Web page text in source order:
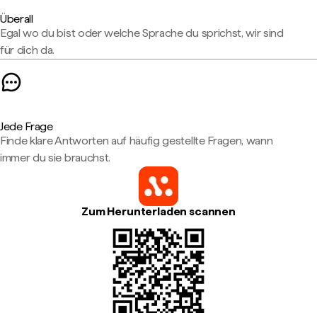
Überall
Egal wo du bist oder welche Sprache du sprichst, wir sind
für dich da.
Jede Frage
Finde klare Antworten auf häufig gestellte Fragen, wann
immer du sie brauchst.
Zum Herunterladen scannen